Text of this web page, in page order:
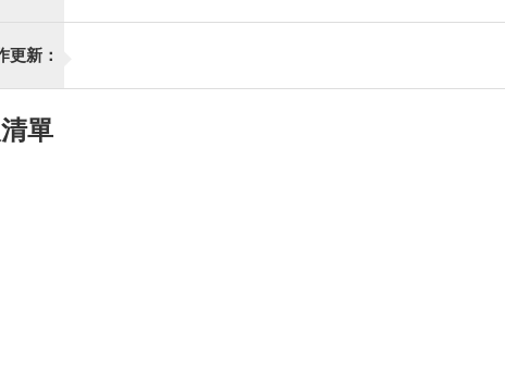
更新：
單